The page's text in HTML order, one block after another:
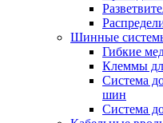
Шинные
Гибкие
Клеммы
Система
шин
Система